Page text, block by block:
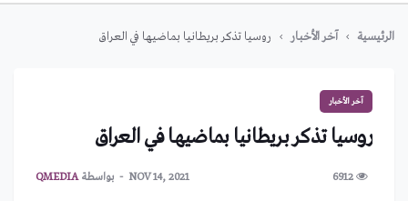
الرئيسية آخر الأخبار روسيا تذكر بريطانيا بماضيها في العراق
آخر الأخبار
روسيا تذكر بريطانيا بماضيها في العراق
6912
NOV 14, 2021 بواسطةQMEDIA